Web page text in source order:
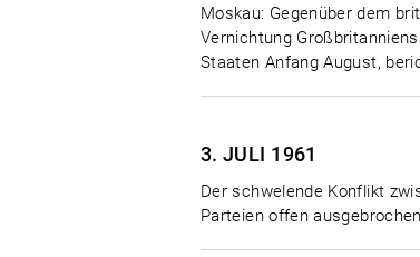
Moskau: Gegenüber dem
Vernichtung
Staaten Anfang August,
3. JULI 1961
Der schwelende Konflikt
Parteien offen